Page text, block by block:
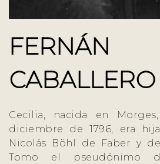
FERNÁN
CABALLERO
Cecilia, nacida en
diciembre de 1796, era
Nicolás Böhl de Faber y
Tomo el pseudónimo